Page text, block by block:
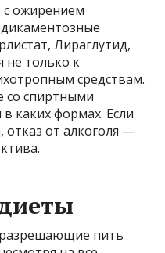
с ожирением
Лираглутид,
не только к
средствам.
со спиртными
каких формах. Если
отказ от алкоголя —
разрешающие пить